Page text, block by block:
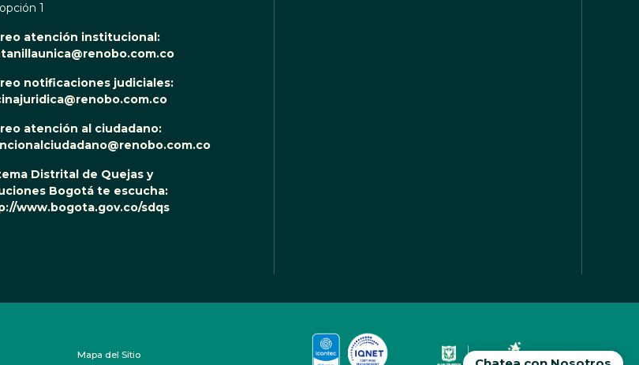
1
atención institucional:
notificaciones judiciales:
atención al ciudadano:
Distrital de Quejas y
Bogotá te escucha:
www.bogota.gov.co/sdqs
Mapa del Sitio